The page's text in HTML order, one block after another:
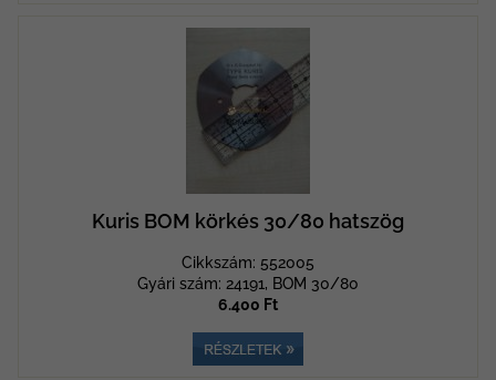
Kuris BOM körkés 30/80 hatszög
Cikkszám: 552005
Gyári szám: 24191, BOM 30/80
6.400 Ft